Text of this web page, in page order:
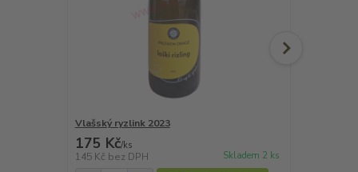
Vlašský ryzlink 2023
175 Kč/ks
145 Kč bez DPH Skladem 2 ks